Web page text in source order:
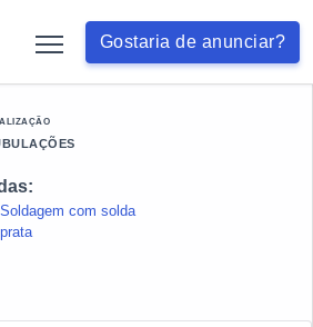
Gostaria de anunciar?
Soldagem com solda
prata